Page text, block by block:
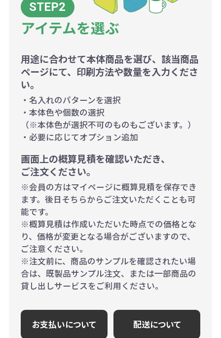
アイテムを選ぶ
用途に合わせて本体商品を選び、該当商品
ページにて、印刷方法や数量を入力くださ
い。
・名入れのパターンを選択
・本体色や個数の選択
（※本体色が選択不可のものもございます。）
・必要に応じてオプション追加
画面上の概算見積を確認いただき、
ご注文ください。
※会員の方はマイページに概算見積を保存でき
ます。後日そちらからご注文いただくことも可
能です。
※概算見積は作成いただいた時点での価格とな
り、価格が変更となる場合がございますので、
ご注意ください。
※注文前に、商品のサンプルを確認されたい場
合は、既製品サンプル注文、または一部商品の
貸し出しサービスをご利用ください。
お支払いについて 配送について